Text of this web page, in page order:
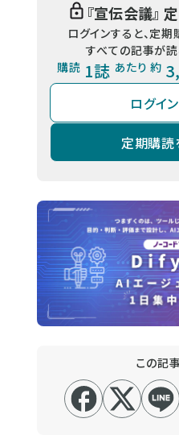
『宣伝会議』
ログインすると、定
すべての記事が読
購読 1誌 あたり 約
ログイ
定期購読
この記